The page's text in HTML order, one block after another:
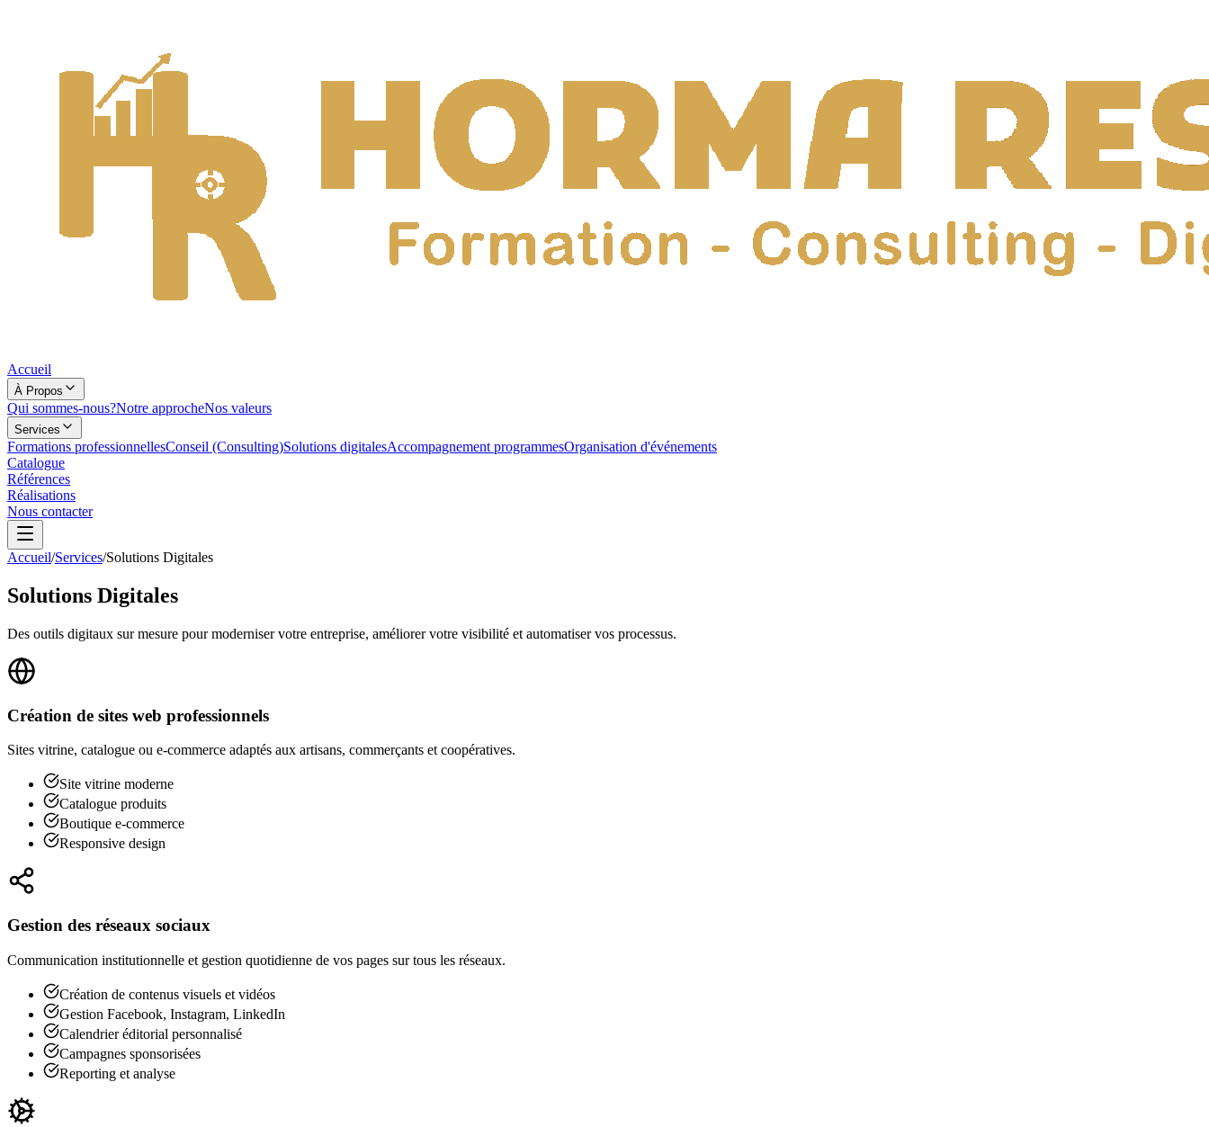
Accueil
À Propos
Qui sommes-nous?Notre approcheNos valeurs
Services
Formations professionnellesConseil (Consulting)Solutions digitalesAccompagnement programmesOrganisation d'événements
Catalogue
Références
Réalisations
Nous contacter
Accueil/Services/Solutions Digitales
Solutions Digitales
Des outils digitaux sur mesure pour moderniser votre entreprise, améliorer votre visibilité et automatiser vos processus.
Création de sites web professionnels
Sites vitrine, catalogue ou e-commerce adaptés aux artisans, commerçants et coopératives.
Site vitrine moderne
Catalogue produits
Boutique e-commerce
Responsive design
Gestion des réseaux sociaux
Communication institutionnelle et gestion quotidienne de vos pages sur tous les réseaux.
Création de contenus visuels et vidéos
Gestion Facebook, Instagram, LinkedIn
Calendrier éditorial personnalisé
Campagnes sponsorisées
Reporting et analyse